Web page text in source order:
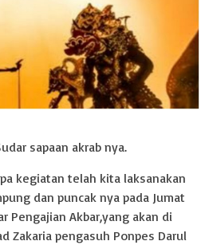
sapaan akrab nya.
kegiatan telah kita laksanakan
dan puncak nya pada Jumat
Pengajian Akbar,yang akan di
Zakaria pengasuh Ponpes Darul